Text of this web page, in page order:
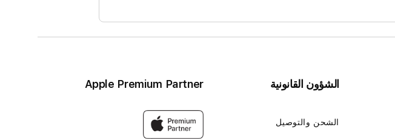
الشؤون القانونية
الشحن والتوصيل
Apple Premium Partner